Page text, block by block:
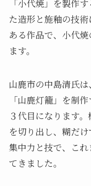
「小代焼」を製作
た造形と施釉の技
ある作品で、小代
ます。
山鹿市の中島清氏
「山鹿灯籠」を制
３代目になります
を切り出し、糊だ
集中力と技で、こ
てきました。